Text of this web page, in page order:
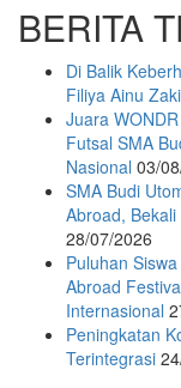
BERITA
Di Balik
Filiya Ainu
Juara
Futsal SMA
Nasional 03/
SMA Budi
Abroad,
28/07/2026
Puluhan
Abroad
Internasional
Peningkatan
Terintegrasi